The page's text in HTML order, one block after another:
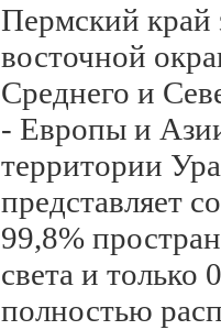
Пермский край
восточной
Среднего и
- Европы и
территории
представляет
99,8%
света и только
полностью